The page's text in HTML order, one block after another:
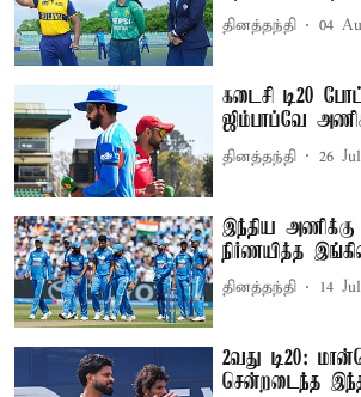
தினத்தந்தி 04
கடைசி டி20
ஜிம்பாப்வே
தினத்தந்தி 26
இந்திய
நிர்ணயித்த
தினத்தந்தி 14
2வது டி20:
சென்றடைந்த